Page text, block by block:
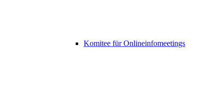
Komitee für Onlineinfomeetings